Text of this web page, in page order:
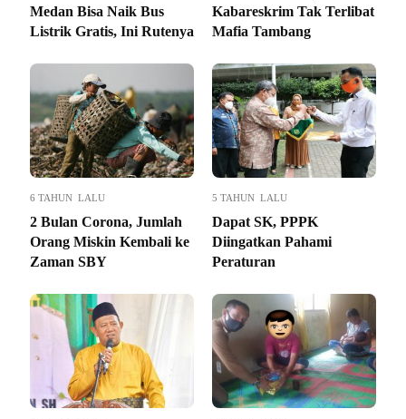
Medan Bisa Naik Bus
Listrik Gratis, Ini Rutenya
Kabareskrim Tak Terlibat
Mafia Tambang
6 TAHUN LALU
2 Bulan Corona, Jumlah
Orang Miskin Kembali ke
Zaman SBY
5 TAHUN LALU
Dapat SK, PPPK
Diingatkan Pahami
Peraturan